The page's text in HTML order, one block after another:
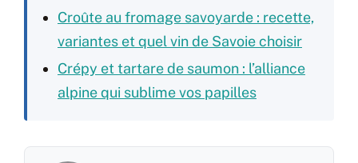
Croûte au fromage savoyarde : recette,
variantes et quel vin de Savoie choisir
Crépy et tartare de saumon : l’alliance
alpine qui sublime vos papilles